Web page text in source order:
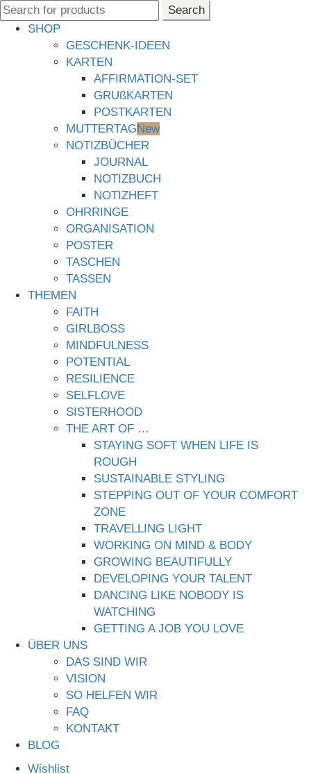
Search
for:
Search
SHOP
GESCHENK-IDEEN
KARTEN
AFFIRMATION-SET
GRUßKARTEN
POSTKARTEN
MUTTERTAGNew
NOTIZBÜCHER
JOURNAL
NOTIZBUCH
NOTIZHEFT
OHRRINGE
ORGANISATION
POSTER
TASCHEN
TASSEN
THEMEN
FAITH
GIRLBOSS
MINDFULNESS
POTENTIAL
RESILIENCE
SELFLOVE
SISTERHOOD
THE ART OF …
STAYING SOFT WHEN LIFE IS
ROUGH
SUSTAINABLE STYLING
STEPPING OUT OF YOUR COMFORT
ZONE
TRAVELLING LIGHT
WORKING ON MIND & BODY
GROWING BEAUTIFULLY
DEVELOPING YOUR TALENT
DANCING LIKE NOBODY IS
WATCHING
GETTING A JOB YOU LOVE
ÜBER UNS
DAS SIND WIR
VISION
SO HELFEN WIR
FAQ
KONTAKT
BLOG
Wishlist